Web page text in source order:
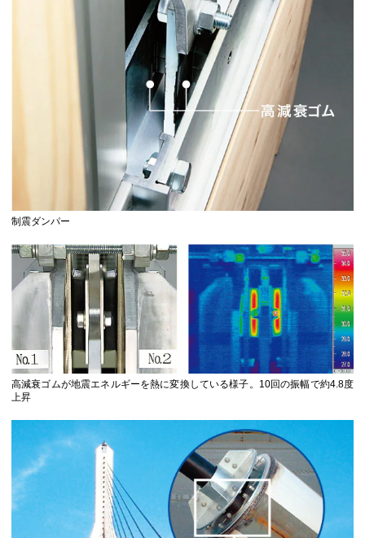
制震ダンパー
高減衰ゴムが地震エネルギーを熱に変換している様子。10回の振幅で約4.8度
上昇